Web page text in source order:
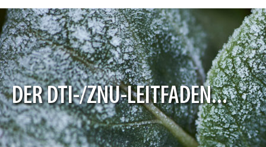
DER DTI-/ZNU-LEITFADEN...